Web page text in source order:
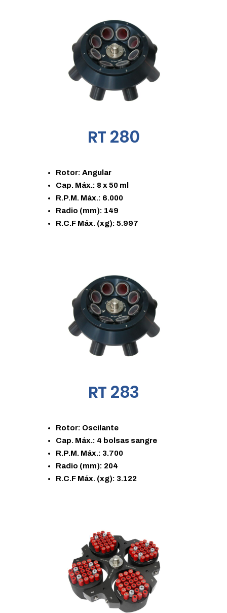
RT 280
Rotor: Angular
Cap. Máx.: 8 x 50 ml
R.P.M. Máx.: 6.000
Radio (mm): 149
R.C.F Máx. (xg): 5.997
RT 283
Rotor: Oscilante
Cap. Máx.: 4 bolsas sangre
R.P.M. Máx.: 3.700
Radio (mm): 204
R.C.F Máx. (xg): 3.122